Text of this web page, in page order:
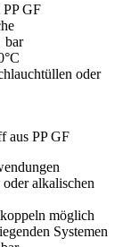
GF
bar
oder
aus PP GF
alkalischen
möglich
Systemen